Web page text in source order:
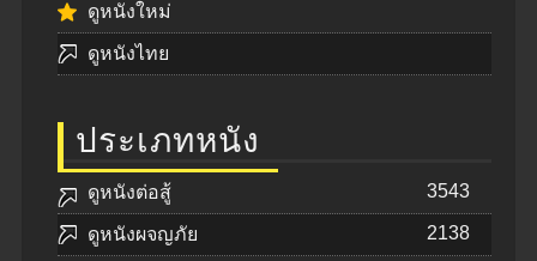
ดูหนังใหม่
ดูหนังไทย
ประเภทหนัง
ดูหนังต่อสู้ 3543
ดูหนังผจญภัย 2138